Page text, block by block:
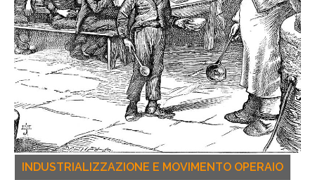
INDUSTRIALIZZAZIONE E MOVIMENTO OPERAIO